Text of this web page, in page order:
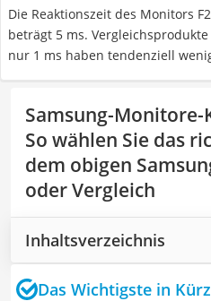
Die Reaktionszeit des Monitors
beträgt 5 ms.
nur 1 ms haben tendenziell
Samsung-
So wählen Sie das
dem obigen
oder Vergleich
Inhaltsverzeichnis
Das Wichtigste in